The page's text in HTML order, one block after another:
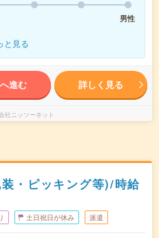
男性
と見る
進む 詳しく見る
社ニッソーネット
・ピッキング等)/時給
土日祝日が休み 派遣